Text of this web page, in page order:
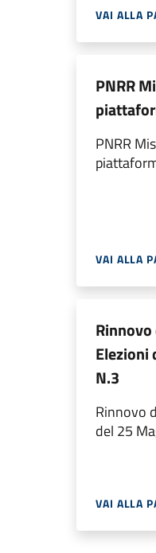
VAI ALLA
PNRR
PNRR
VAI ALLA
Elezioni
N.3
Rinnovo
del 25
VAI ALLA